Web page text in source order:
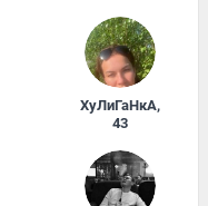
ХуЛиГаНкА,
43